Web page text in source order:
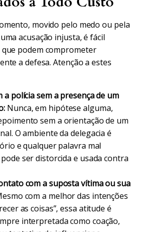
movido pelo medo ou pela
acusação injusta, é fácil
podem comprometer
a defesa. Atenção a estes
a polícia sem a presença de um
Nunca, em hipótese alguma,
sem a orientação de um
O ambiente da delegacia é
e qualquer palavra mal
ser distorcida e usada contra
com a suposta vítima ou sua
com a melhor das intenções
as coisas”, essa atitude é
interpretada como coação,